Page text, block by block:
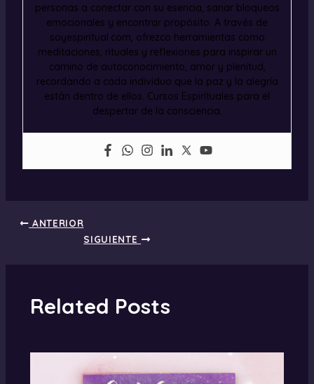
personas a conectar con su esencia, sanar bloqueos
emocionales y encontrar propósito. A través de
soyespiritual.com, ofrezco herramientas como
meditaciones, rituales y reflexiones para inspirar un
camino de autoconocimiento, amor y plenitud,
recordando a cada individuo que la paz y la alegría
están dentro de ellos. Cursos Espirituales para el
despertar de la consciencia.
ANTERIOR
SIGUIENTE
Related Posts